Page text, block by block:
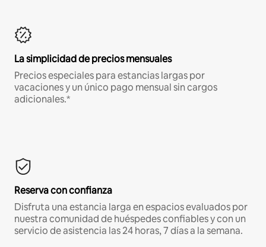
La simplicidad de precios mensuales
Precios especiales para estancias largas por
vacaciones y un único pago mensual sin cargos
adicionales.*
Reserva con confianza
Disfruta una estancia larga en espacios evaluados por
nuestra comunidad de huéspedes confiables y con un
servicio de asistencia las 24 horas, 7 días a la semana.